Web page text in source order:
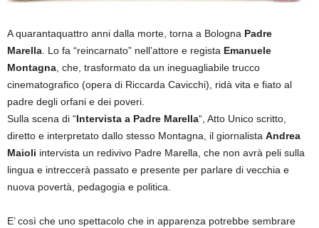
A quarantaquattro anni dalla morte, torna a Bologna Padre
Marella . Lo fa “reincarnato” nell’attore e regista Emanuele
Montagna , che, trasformato da un ineguagliabile trucco
cinematografico (opera di Riccarda Cavicchi), ridà vita e fiato al
padre degli orfani e dei poveri.
Sulla scena di “Intervista a Padre Marella“, Atto Unico scritto,
diretto e interpretato dallo stesso Montagna, il giornalista Andrea
Maioli intervista un redivivo Padre Marella, che non avrà peli sulla
lingua e intreccerà passato e presente per parlare di vecchia e
nuova povertà, pedagogia e politica.
E’ così che uno spettacolo che in apparenza potrebbe sembrare